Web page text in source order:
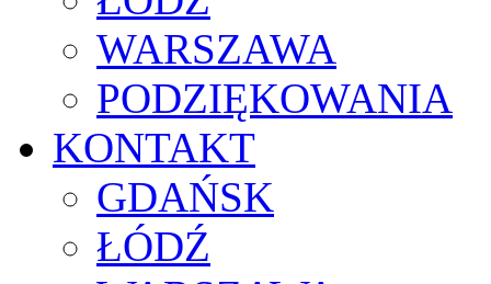
WARSZAWA
PODZIĘKOWANIA
KONTAKT
GDAŃSK
ŁÓDŹ